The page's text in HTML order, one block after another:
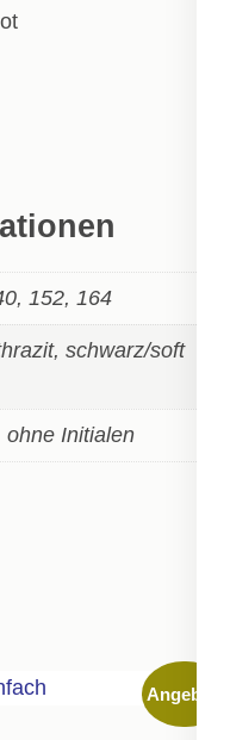
152, 164
schwarz/soft
ohne Initialen
Angebot!